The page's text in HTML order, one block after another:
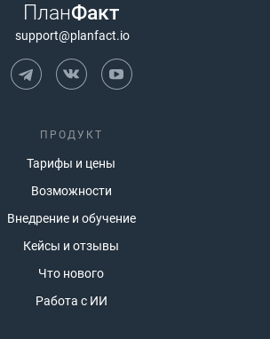
ПланФакт
support@planfact.io
ПРОДУКТ
Тарифы и цены
Возможности
Внедрение и обучение
Кейсы и отзывы
Что нового
Работа с ИИ